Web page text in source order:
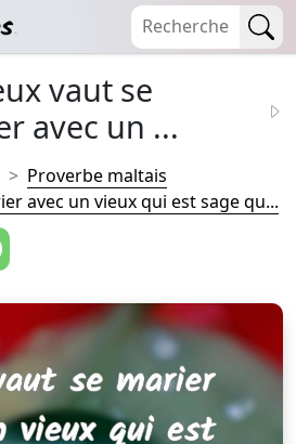
vaut se
avec un ...
Proverbe maltais
avec un vieux qui est sage qu...